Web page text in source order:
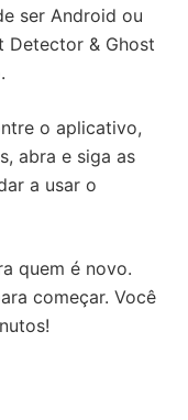
ser Android ou
Detector & Ghost
o aplicativo,
abra e siga as
a usar o
quem é novo.
começar. Você